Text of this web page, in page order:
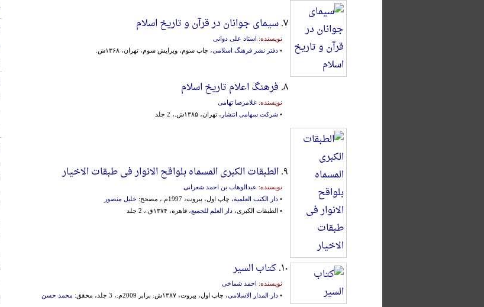
۷. سیمای جوانان در قرآن و تاریخ اسلام
نویسنده: استاد علی دوانی
• دفتر نشر فرهنگ اسلامی، چاپ سوم، ویرایش سوم، تهران، ۱۳۶۸ش.
۸. فرهنگ اعلام تاریخ اسلام
نویسنده: غلامرضا تهامی
• شرکت سهامی انتشار ، تهران، ۱۳۸۵ش.، 2 جلد
۹. الطبقات الکبری المسماه بلواقح الانوار فی طبقات الاخیار
نویسنده: عبدالوهاب بن احمد شعرانی
• دار الکتب العلمیة، چاپ اول، بیروت، 1997م.، مصحح:
خلیل منصور
• الطبقات الکبری، دار العلم للجمیع، قاهره، ۱۳۷۴ق.، 2 جلد
۱۰. کتاب السیر
نویسنده: احمد شماخی
• دار المدار الاسلامی، چاپ اول، بیروت، ۱۳۸۷ش. برابر 2009م.، 3 جلد، محقق: محمد حسن